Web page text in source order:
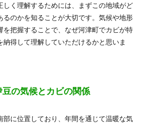
しく理解するためには、まずこの地域がど
るのかを知ることが大切です。気候や地形
を把握することで、なぜ河津町でカビが特
納得して理解していただけるかと思いま
の気候とカビの関係
部に位置しており、年間を通じて温暖な気